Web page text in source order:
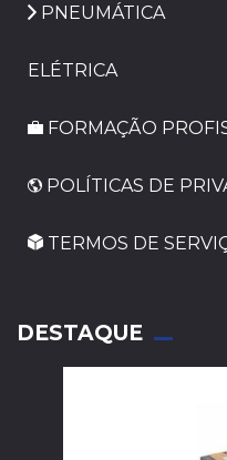
PNEUMÁTICA
ELÉTRICA
FORMAÇÃO
POLÍTICAS DE
TERMOS DE
DESTAQUE